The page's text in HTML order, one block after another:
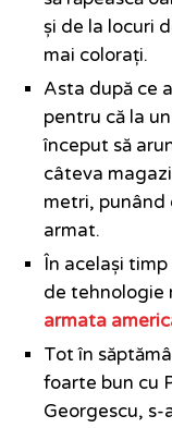
și de la locuri
mai colorați.
Asta după ce
pentru că la
început să
câteva
metri, punând
armat.
În același
de tehnologie
armata
Tot în
foarte bun cu
Georgescu, s-